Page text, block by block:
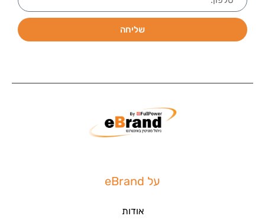
שליחה
על eBrand
אודות